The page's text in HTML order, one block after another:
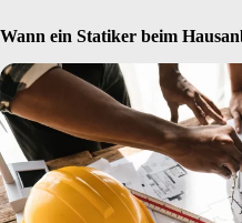
Wann ein Statiker beim